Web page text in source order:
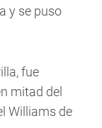
y se puso
fue
mitad del
Williams de